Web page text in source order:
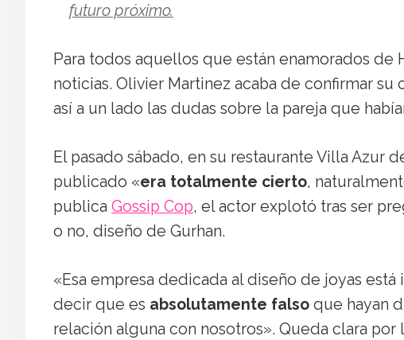
futuro próximo.
Para todos aquellos que están enamorados
noticias. Olivier Martinez acaba de confirmar
así a un lado las dudas sobre la pareja que
El pasado sábado, en su restaurante Villa Azur
publicado «era totalmente cierto,
publica Gossip Cop, el actor explotó tras ser
o no, diseño de Gurhan.
«Esa empresa dedicada al diseño de joyas
decir que es absolutamente falso que hayan
relación alguna con nosotros». Queda clara